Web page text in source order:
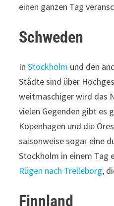
einen ganzen Tag
Schweden
InStockholm und den
Städte sind über
weitmaschiger wird das
vielen Gegenden gibt es
Kopenhagen und die
saisonweise sogar eine
Stockholm in einem Tag
Rügen nach Trelleborg;
Finnland